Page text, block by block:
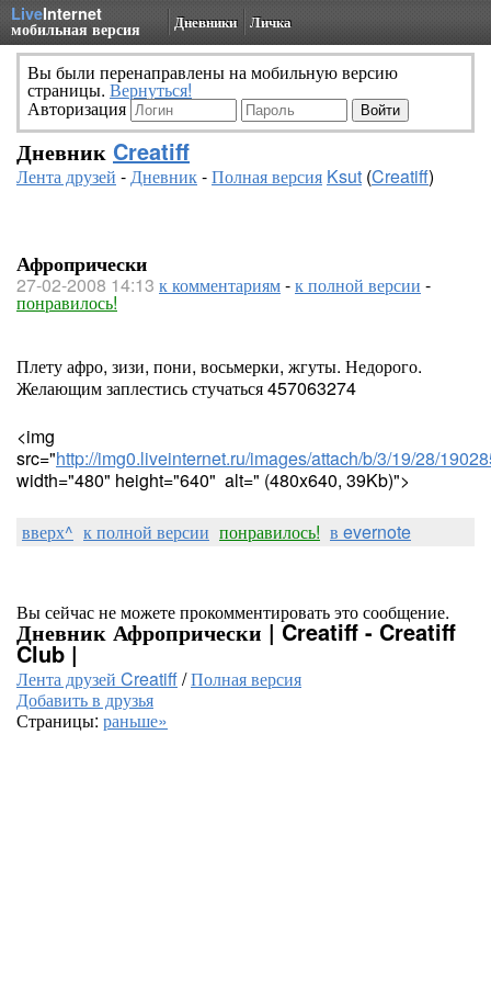
LiveInternet
мобильная версия Дневники Личка
Вы были перенаправлены на мобильную версию
страницы. Вернуться!
Авторизация
Дневник Creatiff
Лента друзей -Дневник-Полная версия Ksut (Creatiff)
Афропрически
27-02-2008 14:13 к комментариям-к полной версии -
понравилось!
Плету афро, зизи, пони, восьмерки, жгуты. Недорого.
Желающим заплестись стучаться 457063274
<img
src="http://img0.liveinternet.ru/images/attach/b/3/19/28/
width="480" height="640" alt=" (480x640, 39Kb)">
вверх^ к полной версии понравилось! в evernote
Вы сейчас не можете прокомментировать это сообщение.
Дневник Афропрически | Creatiff - Creatiff
Club |
Лента друзей Creatiff/Полная версия
Добавить в друзья
Страницы: раньше»